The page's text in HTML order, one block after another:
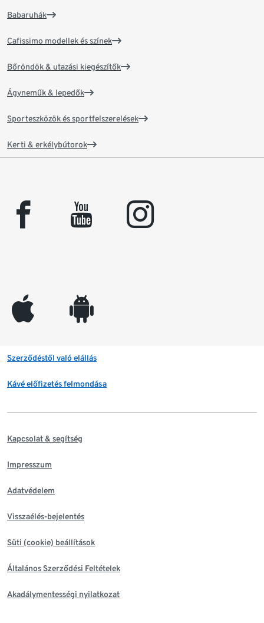
Babaruhák
Cafissimo modellek és színek
Bőröndök & utazási kiegészítők
Ágyneműk & lepedők
Sporteszközök és sportfelszerelések
Kerti & erkélybútorok
facebook youtube instagram
appleinc android
Szerződéstől való elállás
Kávé előfizetés felmondása
Kapcsolat & segítség
Impresszum
Adatvédelem
Visszaélés-bejelentés
Süti (cookie) beállítások
Általános Szerződési Feltételek
Akadálymentességi nyilatkozat